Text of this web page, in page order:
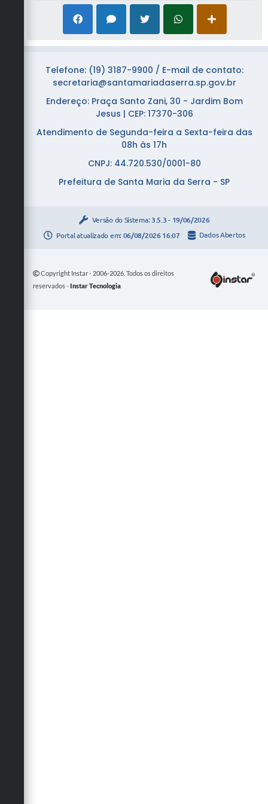
Telefone: (19) 3187-9900 / E-mail de contato:
secretaria@santamariadaserra.sp.gov.br
Endereço: Praça Santo Zani, 30 - Jardim Bom
Jesus | CEP: 17370-306
Atendimento de Segunda-feira a Sexta-feira das
08h às 17h
CNPJ: 44.720.530/0001-80
Prefeitura de Santa Maria da Serra - SP
Versão do Sistema: 3.5.3 - 19/06/2026
Portal atualizado em: 06/08/2026 16:07 Dados Abertos
Copyright Instar - 2006-2026. Todos os direitos
reservados -Instar Tecnologia